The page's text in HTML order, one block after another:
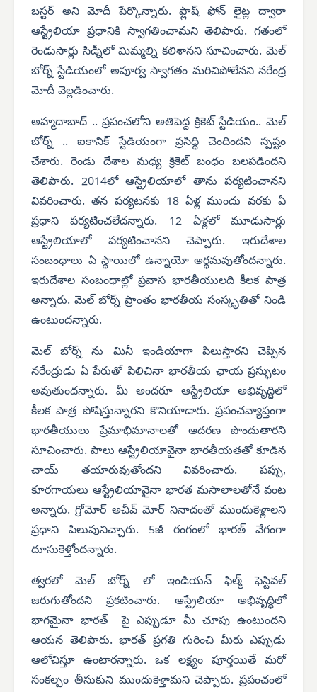
బస్టర్ అని మోదీ పేర్కొన్నారు. ఫ్లాష్ ఫోన్ లైట్ల ద్వారా
ఆస్ట్రేలియా ప్రధానికి స్వాగతించామని తెలిపారు. గతంలో
రెండుసార్లు సిడ్నీలో మిమ్మల్ని కలిశానని సూచించారు. మెల్
బోర్న్ స్టేడియంలో అపూర్వ స్వాగతం మరిచిపోలేనని నరేంద్ర
మోదీ వెల్లడించారు.
అహ్మదాబాద్ .. ప్రపంచలోని అతిపెద్ద క్రికెట్ స్టేడియం.. మెల్
బోర్న్ .. ఐకానిక్ స్టేడియంగా ప్రసిద్ధి చెందిందని స్పష్టం
చేశారు. రెండు దేశాల మధ్య క్రికెట్ బంధం బలపడిందని
తెలిపారు. 2014లో ఆస్ట్రేలియాలో తాను పర్యటించానని
వివరించారు. తన పర్యటనకు 18 ఏళ్ల ముందు వరకు ఏ
ప్రధాని పర్యటించలేదన్నారు. 12 ఏళ్లలో మూడుసార్లు
ఆస్ట్రేలియాలో పర్యటించానని చెప్పారు. ఇరుదేశాల
సంబంధాలు ఏ స్థాయిలో ఉన్నాయో అర్థమవుతోందన్నారు.
ఇరుదేశాల సంబంధాల్లో ప్రవాస భారతీయులది కీలక పాత్ర
అన్నారు. మెల్ బోర్న్ ప్రాంతం భారతీయ సంస్కృతితో నిండి
ఉంటుందన్నారు.
మెల్ బోర్న్ ను మినీ ఇండియాగా పిలుస్తారని చెప్పిన
నరేంద్రుడు ఏ పేరుతో పిలిచినా భారతీయ ఛాయ ప్రస్ఫుటం
అవుతుందన్నారు. మీ అందరూ ఆస్ట్రేలియా అభివృద్ధిలో
కీలక పాత్ర పోషిస్తున్నారని కొనియాడారు. ప్రపంచవ్యాప్తంగా
భారతీయులు ప్రేమాభిమానాలతో ఆదరణ పొందుతారని
సూచించారు. పాలు ఆస్ట్రేలియావైనా భారతీయతతో కూడిన
చాయ్ తయారువుతోందని వివరించారు. పప్పు,
కూరగాయలు ఆస్ట్రేలియావైనా భారత మసాలాలతోనే వంట
అన్నారు. గ్రోమోర్ అచీవ్ మోర్ నినాదంతో ముందుకెళ్లాలని
ప్రధాని పిలుపునిచ్చారు. 5జీ రంగంలో భారత్ వేగంగా
దూసుకెళ్తోందన్నారు.
త్వరలో మెల్ బోర్న్ లో ఇండియన్ ఫిల్మ్ ఫెస్టివల్
జరుగుతోందని ప్రకటించారు. ఆస్ట్రేలియా అభివృద్ధిలో
భాగమైనా భారత్ పై ఎప్పుడూ మీ చూపు ఉంటుందని
ఆయన తెలిపారు. భారత్ ప్రగతి గురించి మీరు ఎప్పుడు
ఆలోచిస్తూ ఉంటారన్నారు. ఒక లక్ష్యం పూర్తయితే మరో
సంకల్పం తీసుకుని ముందుకెళ్తామని చెప్పారు. ప్రపంచంలో